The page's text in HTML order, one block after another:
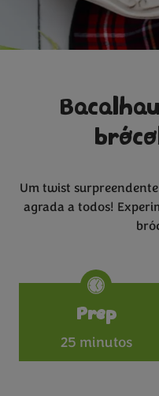
Um twist
agrada a todos!
Prep
25 minutos